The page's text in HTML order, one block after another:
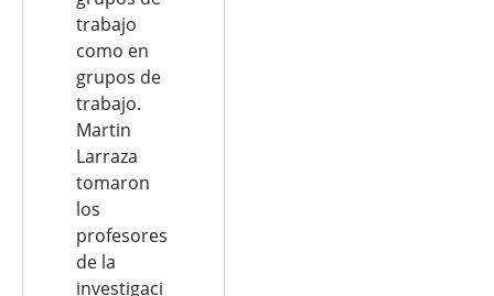
trabajo
como en
grupos de
trabajo.
Martin
Larraza
tomaron
los
profesores
de la
investigaci